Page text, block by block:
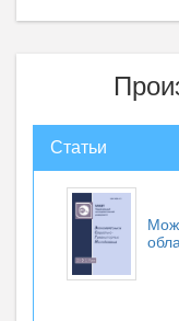
Статьи